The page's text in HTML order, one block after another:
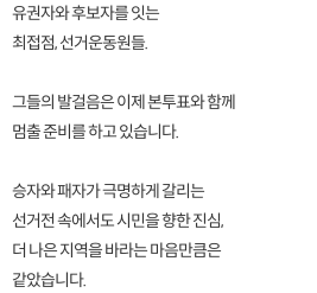
유권자와 후보자를 잇는
최접점, 선거운동원들.
그들의 발걸음은 이제 본투표와 함께
멈출 준비를 하고 있습니다.
승자와 패자가 극명하게 갈리는
선거전 속에서도 시민을 향한 진심,
더 나은 지역을 바라는 마음만큼은
같았습니다.